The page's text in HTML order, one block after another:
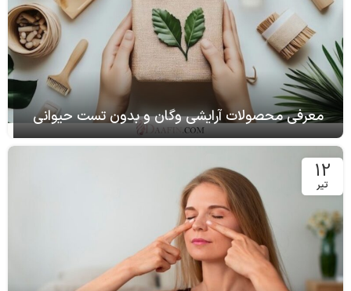
08
خرداد
07
آذر
بالم لب‌های درمانی برای لب‌های ترک‌خورده
22
آذر
آرایش پلک پایین و تأثیر آن بر استایل
07
اسفند
پوست «چرب ولی کم‌آب» یعنی چی؟ روتین ساده و
حرفه‌ای برای نجات پوست
12
تیر